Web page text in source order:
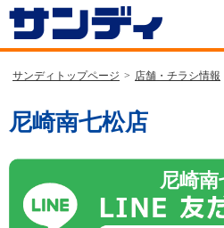
サンディトップページ > 店舗・チラシ情報
尼崎南七松店
尼崎